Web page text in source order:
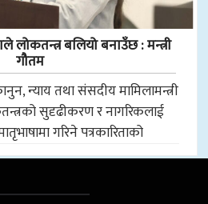
लोकतन्त्र बलियो बनाउँछ : मन्त्री
गौतम
न्याय तथा संसदीय मामिलामन्त्री
सुदृढीकरण र नागरिकलाई
गरिने पत्रकारिताको